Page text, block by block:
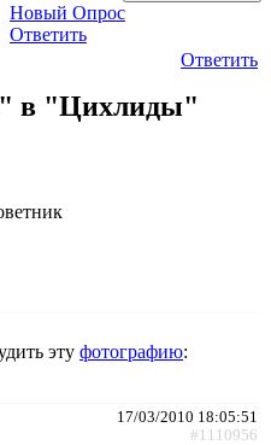
Новый Опрос
Ответить
Ответить
в "Цихлиды"
эту фотографию:
17/03/2010 18:05:51
#1110956